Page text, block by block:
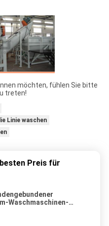
möchten, fühlen Sie bitte
treten!
Linie waschen
Preis für
Waschmaschinen-